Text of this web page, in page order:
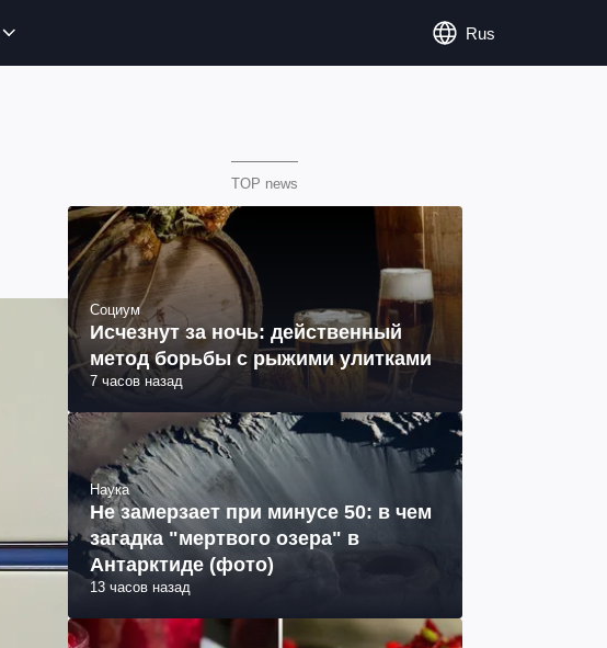
Rus
TOP news
Социум
Исчезнут за ночь: действенный
метод борьбы с рыжими улитками
7 часов назад
Наука
Не замерзает при минусе 50: в чем
загадка "мертвого озера" в
Антарктиде (фото)
13 часов назад